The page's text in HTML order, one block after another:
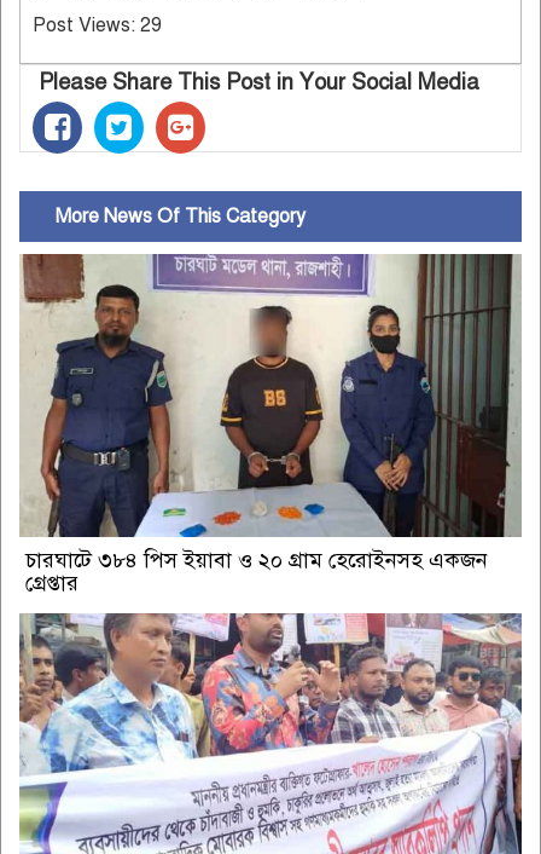
Post Views: 29
Please Share This Post in Your Social Media
More News Of This Category
চারঘাটে ৩৮৪ পিস ইয়াবা ও ২০ গ্রাম হেরোইনসহ একজন
গ্রেপ্তার